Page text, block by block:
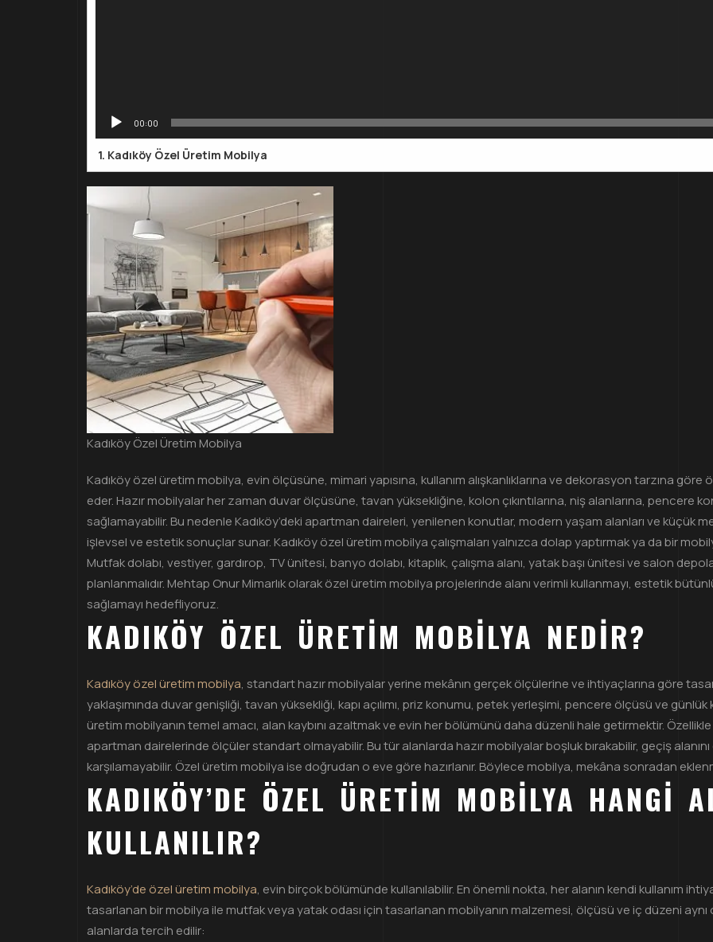
00:00
1. Kadıköy Özel Üretim Mobilya
Kadıköy Özel Üretim Mobilya
Kadıköy özel üretim mobilya, evin ölçüsüne, mimari yapısına, kullanım alışkanlıklarına ve dekorasyon tarzına
eder. Hazır mobilyalar her zaman duvar ölçüsüne, tavan yüksekliğine, kolon çıkıntılarına, niş alanlarına, pencere
sağlamayabilir. Bu nedenle Kadıköy’deki apartman daireleri, yenilenen konutlar, modern yaşam alanları ve küçük
işlevsel ve estetik sonuçlar sunar. Kadıköy özel üretim mobilya çalışmaları yalnızca dolap yaptırmak ya da bir
Mutfak dolabı, vestiyer, gardırop, TV ünitesi, banyo dolabı, kitaplık, çalışma alanı, yatak başı ünitesi ve salon
planlanmalıdır. Mehtap Onur Mimarlık olarak özel üretim mobilya projelerinde alanı verimli kullanmayı, estetik
sağlamayı hedefliyoruz.
KADIKÖY ÖZEL ÜRETIM MOBILYA NEDIR?
Kadıköy özel üretim mobilya, standart hazır mobilyalar yerine mekânın gerçek ölçülerine ve ihtiyaçlarına göre
yaklaşımında duvar genişliği, tavan yüksekliği, kapı açılımı, priz konumu, petek yerleşimi, pencere ölçüsü ve
üretim mobilyanın temel amacı, alan kaybını azaltmak ve evin her bölümünü daha düzenli hale getirmektir. Özellikle
apartman dairelerinde ölçüler standart olmayabilir. Bu tür alanlarda hazır mobilyalar boşluk bırakabilir, geçiş
karşılamayabilir. Özel üretim mobilya ise doğrudan o eve göre hazırlanır. Böylece mobilya, mekâna sonradan
KADIKÖY’DE ÖZEL ÜRETIM MOBILYA HANGI
KULLANILIR?
Kadıköy’de özel üretim mobilya, evin birçok bölümünde kullanılabilir. En önemli nokta, her alanın kendi kullanım
tasarlanan bir mobilya ile mutfak veya yatak odası için tasarlanan mobilyanın malzemesi, ölçüsü ve iç düzeni aynı
alanlarda tercih edilir: